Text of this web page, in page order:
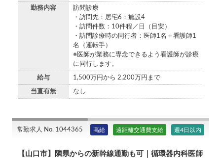
勤務内容
訪問診療
・訪問先：居宅6：施設4
・訪問件数：10件程／日（目安）
・訪問診療時の同行者：医師1名＋看護師1
名（運転手）
※医師が業務に専念できるよう看護師が診療
に同行します。
給与 1,500万円から 2,200万円まで
当直有無 なし
常勤求人 No. 1044365 高給 遠距離交通費支給 週4日以内
【山口市】隣県からの新幹線通勤も可｜循環器内科医師